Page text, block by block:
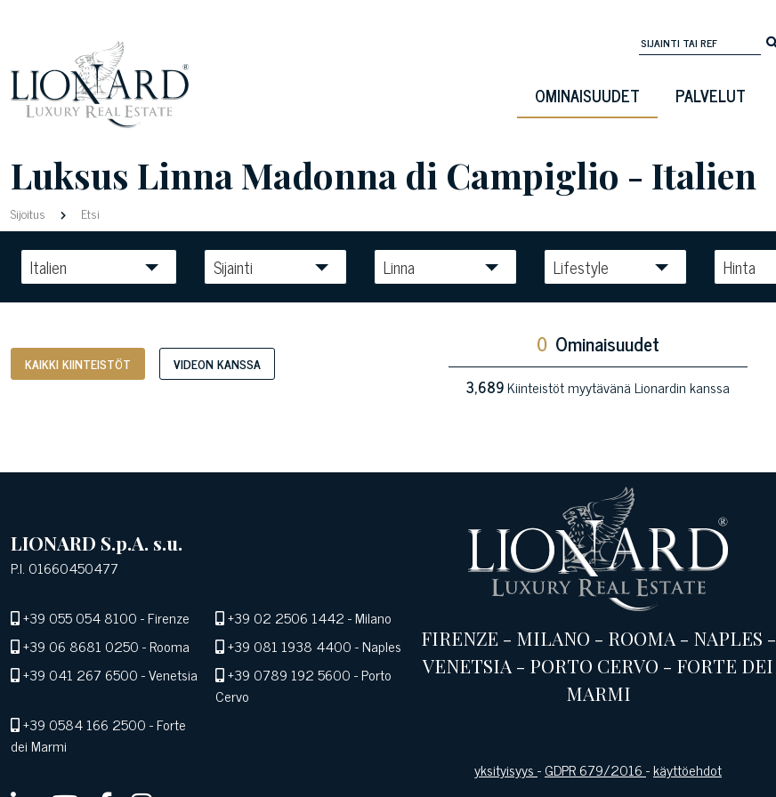
OMINAISUUDET PALVELUT
Luksus Linna Madonna di Campiglio - Italien
Sijoitus Etsi
Italien Sijainti Linna Lifestyle Hinta
KAIKKI KIINTEISTÖT VIDEON KANSSA
0 Ominaisuudet
3,689Kiinteistöt myytävänä Lionardin kanssa
LIONARD S.p.A. s.u.
P.I. 01660450477
+39 055 054 8100- Firenze +39 02 2506 1442- Milano
+39 06 8681 0250- Rooma +39 081 1938 4400- Naples
+39 041 267 6500- Venetsia +39 0789 192 5600- Porto
Cervo
+39 0584 166 2500- Forte
dei Marmi
FIRENZE - MILANO - ROOMA - NAPLES -
VENETSIA - PORTO CERVO - FORTE DEI
MARMI
yksityisyys-GDPR 679/2016-käyttöehdot